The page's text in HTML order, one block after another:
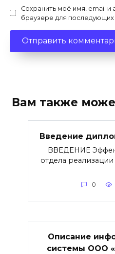
Сохранить моё имя, email и
браузере для
Вам также
Введение
ВВЕДЕНИЕ
отдела
0
Описание
системы ООО